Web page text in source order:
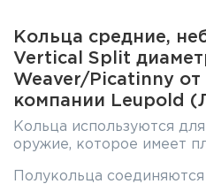
Кольца средние,
Vertical Split
Weaver/Picatinny
компании Leupold
Кольца используются
оружие, которое имеет
Полукольца